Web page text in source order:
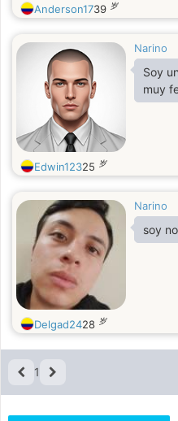
Anderson1739 岁
Narino
Soy
muy
Edwin12325 岁
Narino
soy
Delgad2428 岁
1